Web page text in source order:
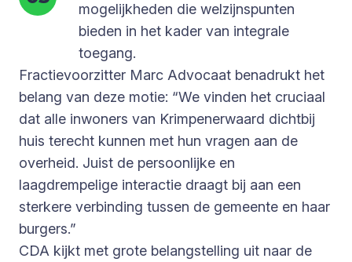
mogelijkheden die welzijnspunten
bieden in het kader van integrale
toegang.
Fractievoorzitter Marc Advocaat benadrukt het
belang van deze motie: “We vinden het cruciaal
dat alle inwoners van Krimpenerwaard dichtbij
huis terecht kunnen met hun vragen aan de
overheid. Juist de persoonlijke en
laagdrempelige interactie draagt bij aan een
sterkere verbinding tussen de gemeente en haar
burgers.”
CDA kijkt met grote belangstelling uit naar de